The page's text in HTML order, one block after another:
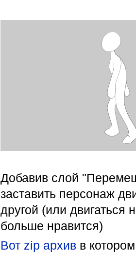
Добавив слой
заставить персонаж
другой (или двигаться
больше нравится)
Вот zip архивв